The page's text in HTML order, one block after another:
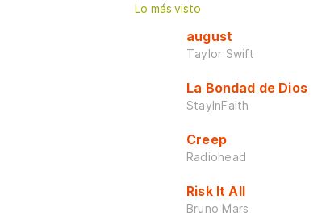
Lo más visto
august
Taylor Swift
La Bondad de Dios
StayInFaith
Creep
Radiohead
Risk It All
Bruno Mars